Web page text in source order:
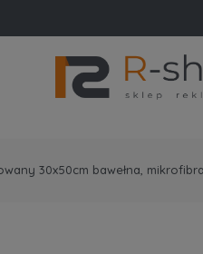
30x50cm bawełna,